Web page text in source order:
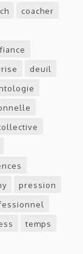
coacher
deuil
pression
temps